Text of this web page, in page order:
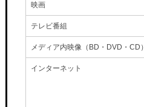
映画
テレビ番組
メディア内映像（BD・DVD・CD）
インターネット